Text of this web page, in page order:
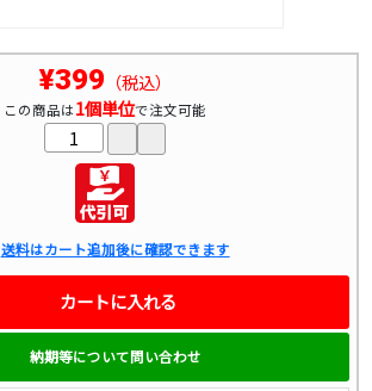
¥399 （税込）
この商品は1個単位で注文可能
送料はカート追加後に確認できます
カートに入れる
納期等について問い合わせ